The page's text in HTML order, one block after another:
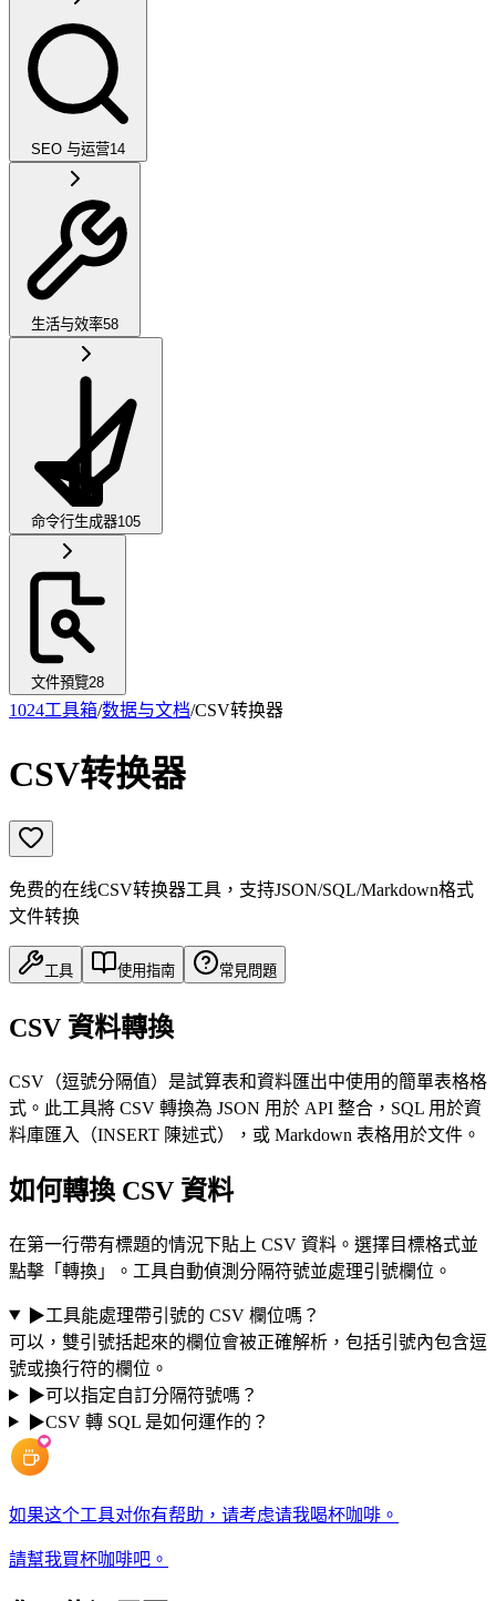
SEO 与运营14
生活与效率58
命令行生成器105
文件預覽28
1024工具箱/数据与文档/CSV转换器
CSV转换器
免费的在线CSV转换器工具，支持JSON/SQL/Markdown格式
文件转换
工具 使用指南 常見問題
CSV 資料轉換
CSV（逗號分隔值）是試算表和資料匯出中使用的簡單表格格
式。此工具將 CSV 轉換為 JSON 用於 API 整合，SQL 用於資
料庫匯入（INSERT 陳述式），或 Markdown 表格用於文件。
如何轉換 CSV 資料
在第一行帶有標題的情況下貼上 CSV 資料。選擇目標格式並
點擊「轉換」。工具自動偵測分隔符號並處理引號欄位。
▶工具能處理帶引號的 CSV 欄位嗎？
可以，雙引號括起來的欄位會被正確解析，包括引號內包含逗
號或換行符的欄位。
▶可以指定自訂分隔符號嗎？
▶CSV 轉 SQL 是如何運作的？
如果这个工具对你有帮助，请考虑请我喝杯咖啡。
請幫我買杯咖啡吧。